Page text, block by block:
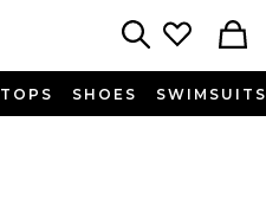
TOPS SHOES SWIMSUITS